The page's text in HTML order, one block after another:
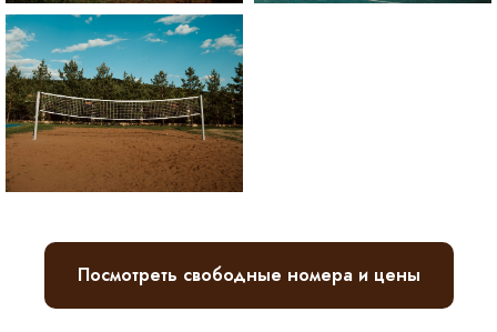
Посмотреть свободные номера и цены